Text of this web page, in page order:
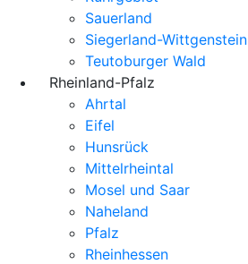
Sauerland
Siegerland-Wittgenstein
Teutoburger Wald
Rheinland-Pfalz
Ahrtal
Eifel
Hunsrück
Mittelrheintal
Mosel und Saar
Naheland
Pfalz
Rheinhessen